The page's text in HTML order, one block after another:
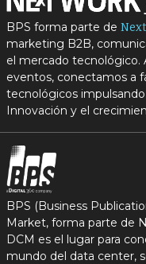
BPS forma parte de
marketing B2B,
el mercado tecnológico.
eventos, conectamos a
tecnológicos
Innovación y el
BPS (Business
Market, forma parte de
DCM es el lugar para
mundo del data center,